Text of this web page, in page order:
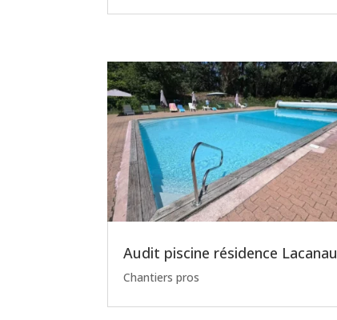
Audit piscine résidence Lacanau
Chantiers pros